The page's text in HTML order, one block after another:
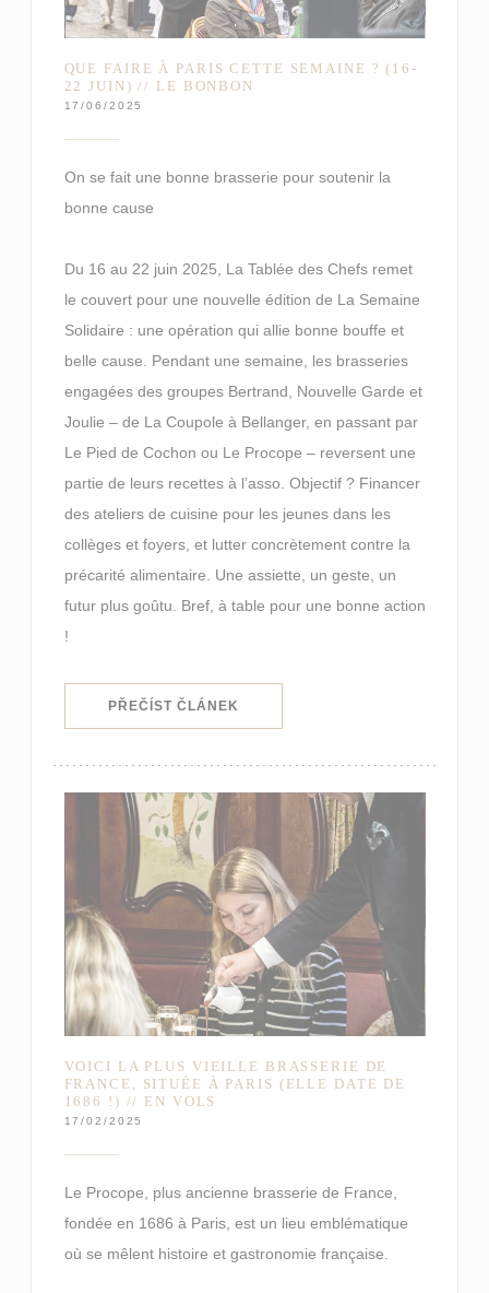
QUE FAIRE À PARIS CETTE SEMAINE ? (16-
22 JUIN) // LE BONBON
17/06/2025
On se fait une bonne brasserie pour soutenir la
bonne cause
Du 16 au 22 juin 2025, La Tablée des Chefs remet
le couvert pour une nouvelle édition de La Semaine
Solidaire : une opération qui allie bonne bouffe et
belle cause. Pendant une semaine, les brasseries
engagées des groupes Bertrand, Nouvelle Garde et
Joulie – de La Coupole à Bellanger, en passant par
Le Pied de Cochon ou Le Procope – reversent une
partie de leurs recettes à l’asso. Objectif ? Financer
des ateliers de cuisine pour les jeunes dans les
collèges et foyers, et lutter concrètement contre la
précarité alimentaire. Une assiette, un geste, un
futur plus goûtu. Bref, à table pour une bonne action
!
PŘEČÍST ČLÁNEK
VOICI LA PLUS VIEILLE BRASSERIE DE
FRANCE, SITUÉE À PARIS (ELLE DATE DE
1686 !) // EN VOLS
17/02/2025
Le Procope, plus ancienne brasserie de France,
fondée en 1686 à Paris, est un lieu emblématique
où se mêlent histoire et gastronomie française.